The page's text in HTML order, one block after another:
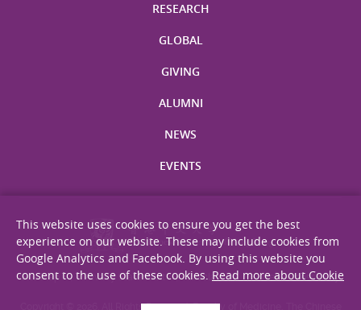
RESEARCH
GLOBAL
GIVING
ALUMNI
NEWS
EVENTS
Site Map Privacy Statement Disclaimer Web Accessibility
Copyright © 2026. All Rights Reserved. Faculty of Medicine, The Chinese
This website uses cookies to ensure you get the best
experience on our website. These may include cookies from
Google Analytics and Facebook. By using this website you
consent to the use of these cookies. Read more about Cookie